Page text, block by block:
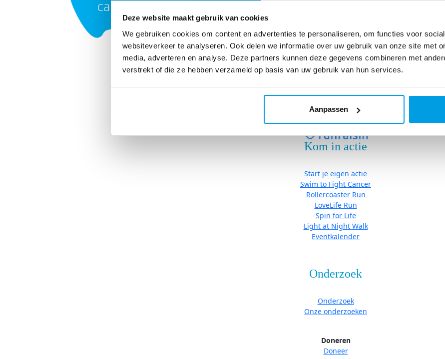
Deze website maakt gebruik van cookies
We gebruiken cookies om content en advertenties te personaliseren, om functies voor
websiteverkeer te analyseren. Ook delen we informatie over uw gebruik van onze site met
media, adverteren en analyse. Deze partners kunnen deze gegevens combineren met
verstrekt of die ze hebben verzameld op basis van uw gebruik van hun services.
Aanpassen
Rollercoaster Run
Light at Night Walk
Eventkalender
|Cookies | Copyright © Stichting Fight
Kom in actie
Start je eigen actie
Swim to Fight Cancer
Rollercoaster Run
LoveLife Run
Spin for Life
Light at Night Walk
Eventkalender
Onderzoek
Onderzoek
Onze onderzoeken
Doneren
Doneer